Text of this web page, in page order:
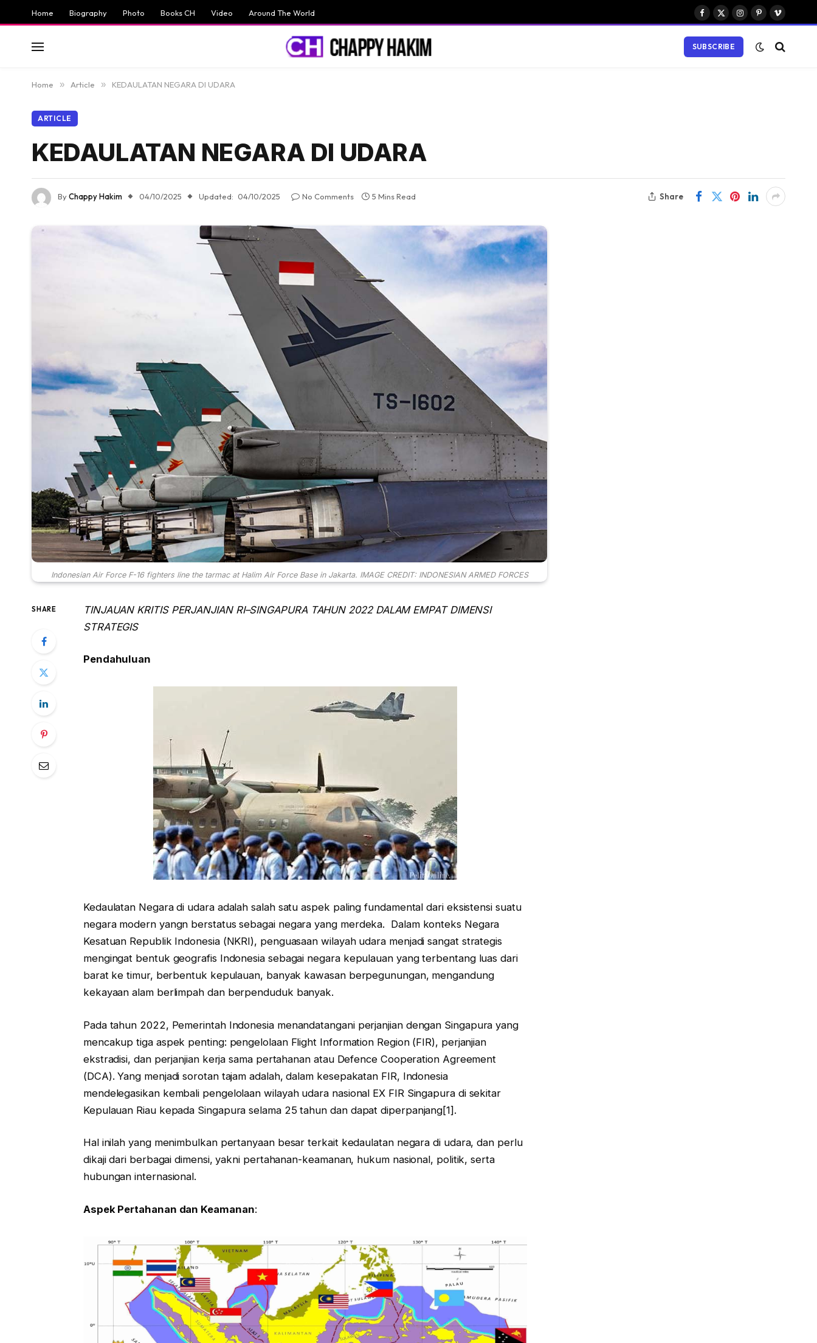
Home Biography Photo Books CH Video Around The World
Facebook
X
Instagram
PinterestVimeo
SUBSCRIBE
Home » Article » KEDAULATAN NEGARA DI UDARA
ARTICLE
KEDAULATAN NEGARA DI UDARA
ByChappy Hakim 04/10/2025 Updated: 04/10/2025 No Comments 5 Mins Read Share
Indonesian Air Force F-16 fighters line the tarmac at Halim Air Force Base in Jakarta. IMAGE CREDIT: INDONESIAN ARMED FORCES
SHARE
TINJAUAN KRITIS PERJANJIAN RI–SINGAPURA TAHUN 2022 DALAM EMPAT DIMENSI
STRATEGIS
Pendahuluan
Kedaulatan Negara di udara adalah salah satu aspek paling fundamental dari eksistensi suatu
negara modern yangn berstatus sebagai negara yang merdeka. Dalam konteks Negara
Kesatuan Republik Indonesia (NKRI), penguasaan wilayah udara menjadi sangat strategis
mengingat bentuk geografis Indonesia sebagai negara kepulauan yang terbentang luas dari
barat ke timur, berbentuk kepulauan, banyak kawasan berpegunungan, mengandung
kekayaan alam berlimpah dan berpenduduk banyak.
Pada tahun 2022, Pemerintah Indonesia menandatangani perjanjian dengan Singapura yang
mencakup tiga aspek penting: pengelolaan Flight Information Region (FIR), perjanjian
ekstradisi, dan perjanjian kerja sama pertahanan atau Defence Cooperation Agreement
(DCA). Yang menjadi sorotan tajam adalah, dalam kesepakatan FIR, Indonesia
mendelegasikan kembali pengelolaan wilayah udara nasional EX FIR Singapura di sekitar
Kepulauan Riau kepada Singapura selama 25 tahun dan dapat diperpanjang[1].
Hal inilah yang menimbulkan pertanyaan besar terkait kedaulatan negara di udara, dan perlu
dikaji dari berbagai dimensi, yakni pertahanan-keamanan, hukum nasional, politik, serta
hubungan internasional.
Aspek Pertahanan dan Keamanan: